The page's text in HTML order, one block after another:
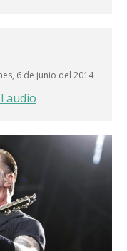
6 de junio del 2014
audio